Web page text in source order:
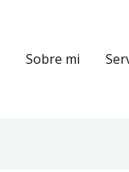
Sobre mi